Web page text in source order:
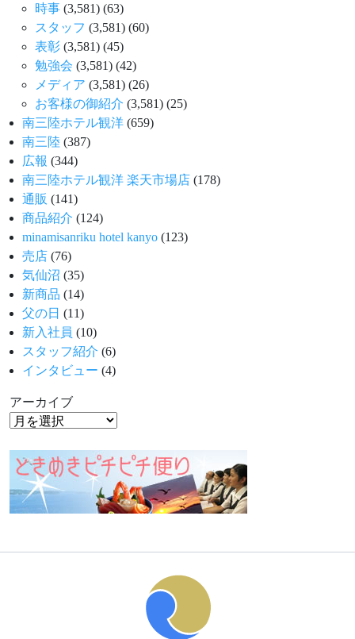
時事 (3,581) (63)
スタッフ (3,581) (60)
表彰 (3,581) (45)
勉強会 (3,581) (42)
メディア (3,581) (26)
お客様の御紹介 (3,581) (25)
南三陸ホテル観洋 (659)
南三陸 (387)
広報 (344)
南三陸ホテル観洋 楽天市場店 (178)
通販 (141)
商品紹介 (124)
minamisanriku hotel kanyo (123)
売店 (76)
気仙沼 (35)
新商品 (14)
父の日 (11)
新入社員 (10)
スタッフ紹介 (6)
インタビュー (4)
アーカイブ